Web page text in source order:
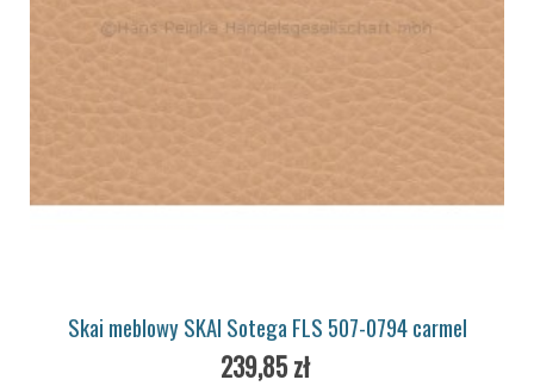
Skai meblowy SKAI Sotega FLS 507-0794 carmel
239,85 zł